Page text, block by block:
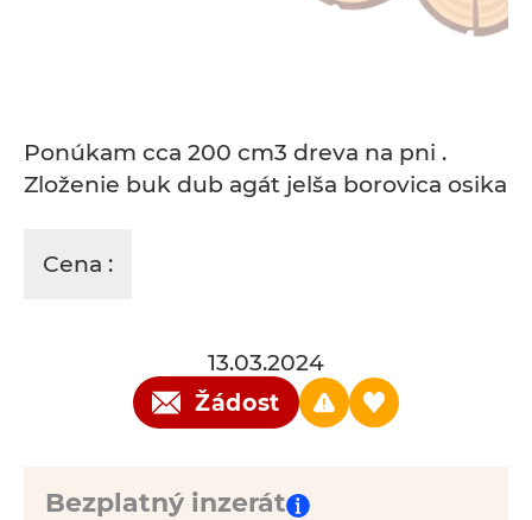
Ponúkam cca 200 cm3 dreva na pni .
Zloženie buk dub agát jelša borovica osika
Cena :
13.03.2024
Žádost
Bezplatný inzerát